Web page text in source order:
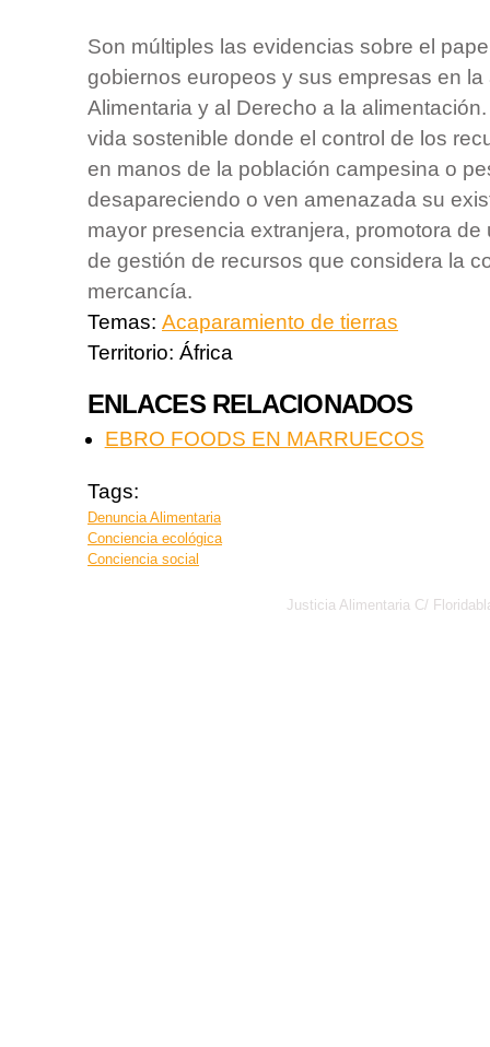
Son múltiples las evidencias sobre el
gobiernos europeos y sus empresas en
Alimentaria y al Derecho a la
vida sostenible donde el control de los
en manos de la población campesina o
desapareciendo o ven amenazada su
mayor presencia extranjera, promotora
de gestión de recursos que considera la
mercancía.
Temas: Acaparamiento de tierras
Territorio: África
ENLACES RELACIONADOS
EBRO FOODS EN MARRUECOS
Tags:
Denuncia Alimentaria
Conciencia ecológica
Conciencia social
Justicia Alimentaria C/